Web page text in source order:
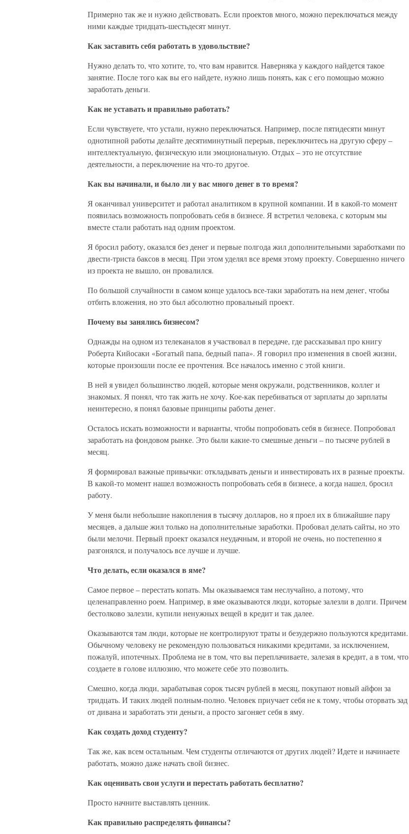
Примерно так же и нужно действовать. Если проектов много, можно переключаться между
ними каждые тридцать-шестьдесят минут.
Как заставить себя работать в удовольствие?
Нужно делать то, что хотите, то, что вам нравится. Наверняка у каждого найдется такое
занятие. После того как вы его найдете, нужно лишь понять, как с его помощью можно
заработать деньги.
Как не уставать и правильно работать?
Если чувствуете, что устали, нужно переключаться. Например, после пятидесяти минут
однотипной работы делайте десятиминутный перерыв, переключитесь на другую сферу –
интеллектуальную, физическую или эмоциональную. Отдых – это не отсутствие
деятельности, а переключение на что-то другое.
Как вы начинали, и было ли у вас много денег в то время?
Я оканчивал университет и работал аналитиком в крупной компании. И в какой-то момент
появилась возможность попробовать себя в бизнесе. Я встретил человека, с которым мы
вместе стали работать над одним проектом.
Я бросил работу, оказался без денег и первые полгода жил дополнительными заработками по
двести-триста баксов в месяц. При этом уделял все время этому проекту. Совершенно ничего
из проекта не вышло, он провалился.
По большой случайности в самом конце удалось все-таки заработать на нем денег, чтобы
отбить вложения, но это был абсолютно провальный проект.
Почему вы занялись бизнесом?
Однажды на одном из телеканалов я участвовал в передаче, где рассказывал про книгу
Роберта Кийосаки «Богатый папа, бедный папа». Я говорил про изменения в своей жизни,
которые произошли после ее прочтения. Все началось именно с этой книги.
В ней я увидел большинство людей, которые меня окружали, родственников, коллег и
знакомых. Я понял, что так жить не хочу. Кое-как перебиваться от зарплаты до зарплаты
неинтересно, я понял базовые принципы работы денег.
Осталось искать возможности и варианты, чтобы попробовать себя в бизнесе. Попробовал
заработать на фондовом рынке. Это были какие-то смешные деньги – по тысяче рублей в
месяц.
Я формировал важные привычки: откладывать деньги и инвестировать их в разные проекты.
В какой-то момент нашел возможность попробовать себя в бизнесе, а когда нашел, бросил
работу.
У меня были небольшие накопления в тысячу долларов, но я проел их в ближайшие пару
месяцев, а дальше жил только на дополнительные заработки. Пробовал делать сайты, но это
были мелочи. Первый проект оказался неудачным, и второй не очень, но постепенно я
разгонялся, и получалось все лучше и лучше.
Что делать, если оказался в яме?
Самое первое – перестать копать. Мы оказываемся там неслучайно, а потому, что
целенаправленно роем. Например, в яме оказываются люди, которые залезли в долги. Причем
бестолково залезли, купили ненужных вещей в кредит и так далее.
Оказываются там люди, которые не контролируют траты и безудержно пользуются кредитами.
Обычному человеку не рекомендую пользоваться никакими кредитами, за исключением,
пожалуй, ипотечных. Проблема не в том, что вы переплачиваете, залезая в кредит, а в том, что
создаете в голове иллюзию, что можете себе это позволить.
Смешно, когда люди, зарабатывая сорок тысяч рублей в месяц, покупают новый айфон за
тридцать. И таких людей полным-полно. Человек приучает себя не к тому, чтобы оторвать зад
от дивана и заработать эти деньги, а просто загоняет себя в яму.
Как создать доход студенту?
Так же, как всем остальным. Чем студенты отличаются от других людей? Идете и начинаете
работать, можно даже начать свой бизнес.
Как оценивать свои услуги и перестать работать бесплатно?
Просто начните выставлять ценник.
Как правильно распределять финансы?